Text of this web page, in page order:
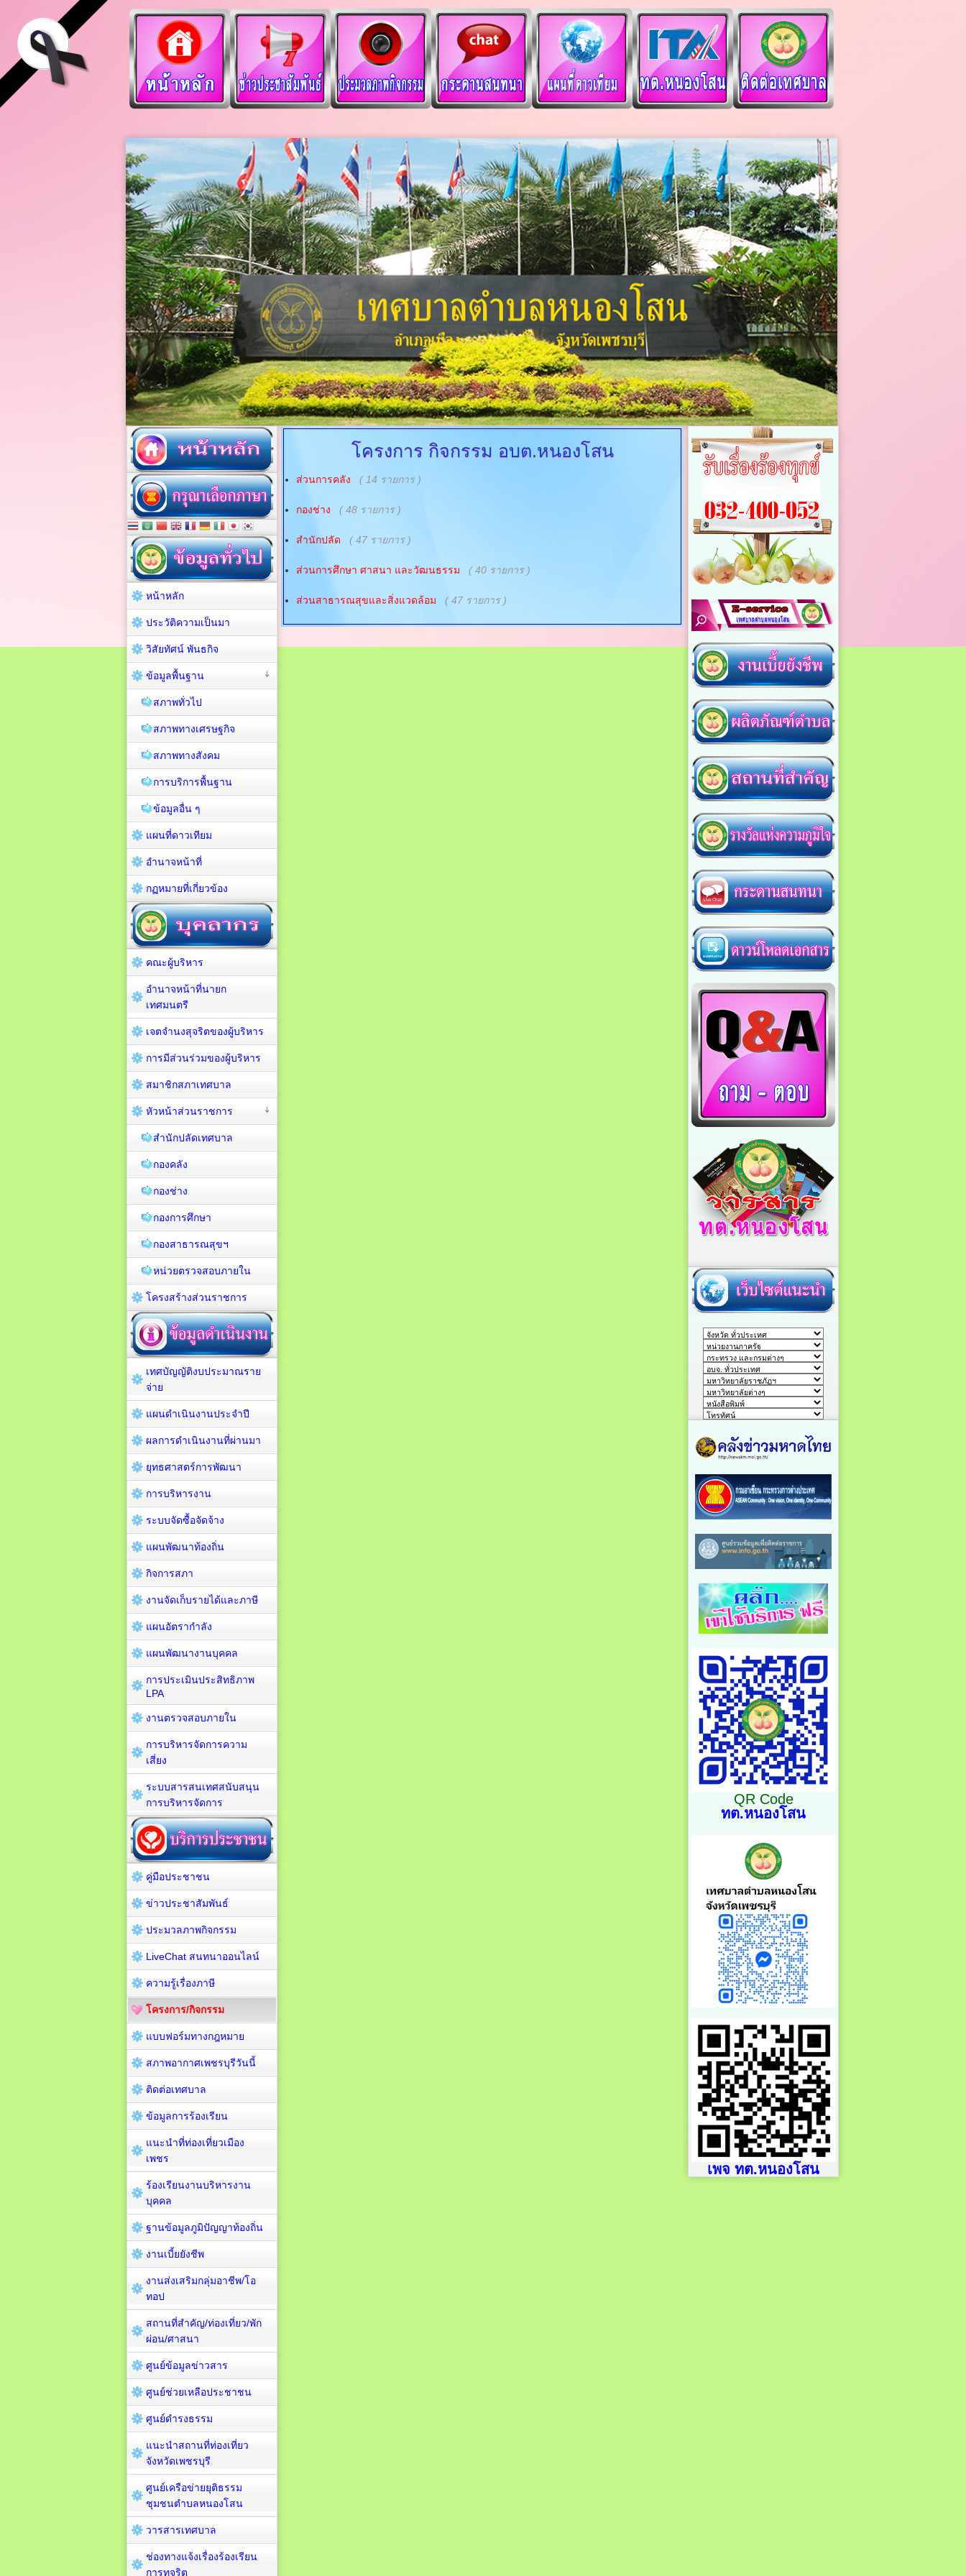
โครงการ กิจกรรม อบต.หนองโสน
ส่วนการคลัง ( 14 รายการ )
กองช่าง ( 48 รายการ )
สำนักปลัด ( 47 รายการ )
ส่วนการศึกษา ศาสนา และวัฒนธรรม ( 40 รายการ )
ส่วนสาธารณสุขและสิ่งแวดล้อม ( 47 รายการ )
หน้าหลัก
ประวัติความเป็นมา
วิสัยทัศน์ พันธกิจ
ข้อมูลพื้นฐาน
สภาพทั่วไป
สภาพทางเศรษฐกิจ
สภาพทางสังคม
การบริการพื้นฐาน
ข้อมูลอื่น ๆ
แผนที่ดาวเทียม
อำนาจหน้าที่
กฏหมายที่เกี่ยวข้อง
คณะผู้บริหาร
อำนาจหน้าที่นายก
เทศมนตรี
เจตจำนงสุจริตของผู้บริหาร
การมีส่วนร่วมของผู้บริหาร
สมาชิกสภาเทศบาล
หัวหน้าส่วนราชการ
สำนักปลัดเทศบาล
กองคลัง
กองช่าง
กองการศึกษา
กองสาธารณสุขฯ
หน่วยตรวจสอบภายใน
โครงสร้างส่วนราชการ
เทศบัญญัติงบประมาณราย
จ่าย
แผนดำเนินงานประจำปี
ผลการดำเนินงานที่ผ่านมา
ยุทธศาสตร์การพัฒนา
การบริหารงาน
ระบบจัดซื้อจัดจ้าง
แผนพัฒนาท้องถิ่น
กิจการสภา
งานจัดเก็บรายได้และภาษี
แผนอัตรากำลัง
แผนพัฒนางานบุคคล
การประเมินประสิทธิภาพ
LPA
งานตรวจสอบภายใน
การบริหารจัดการความ
เสี่ยง
ระบบสารสนเทศสนับสนุน
การบริหารจัดการ
คู่มือประชาชน
ข่าวประชาสัมพันธ์
ประมวลภาพกิจกรรม
LiveChat สนทนาออนไลน์
ความรู้เรื่องภาษี
โครงการ/กิจกรรม
แบบฟอร์มทางกฎหมาย
สภาพอากาศเพชรบุรีวันนี้
ติดต่อเทศบาล
ข้อมูลการร้องเรียน
แนะนำที่ท่องเที่ยวเมือง
เพชร
ร้องเรียนงานบริหารงาน
บุคคล
ฐานข้อมูลภูมิปัญญาท้องถิ่น
งานเบี้ยยังชีพ
งานส่งเสริมกลุ่มอาชีพ/โอ
ทอป
สถานที่สำคัญ/ท่องเที่ยว/พัก
ผ่อน/ศาสนา
ศูนย์ข้อมูลข่าวสาร
ศูนย์ช่วยเหลือประชาชน
ศูนย์ดำรงธรรม
แนะนำสถานที่ท่องเที่ยว
จังหวัดเพชรบุรี
ศูนย์เครือข่ายยุติธรรม
ชุมชนตำบลหนองโสน
วารสารเทศบาล
ช่องทางแจ้งเรื่องร้องเรียน
การทุจริต
QR Code
ทต.หนองโสน
เพจ ทต.หนองโสน